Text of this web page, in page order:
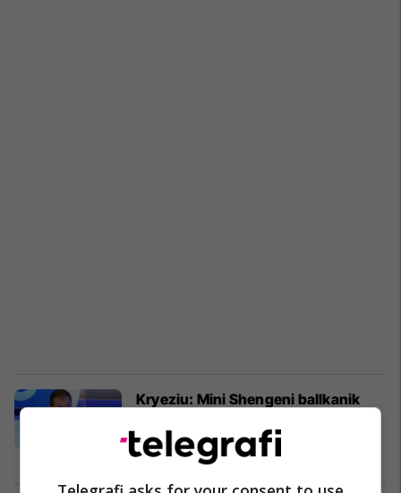
Kryeziu: Mini Shengeni ballkanik
e Berlinit
Kosovë 31/10/2019